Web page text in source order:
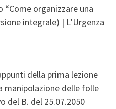
“Come organizzare una
integrale) | L’Urgenza
della prima lezione
manipolazione delle folle
del B. del 25.07.2050